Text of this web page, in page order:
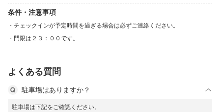
条件・注意事項
チェックインが予定時間を過ぎる場合は必ずご連絡ください。
門限は２３：００です。
よくある質問
駐車場はありますか？
駐車場は下記をご確認ください。